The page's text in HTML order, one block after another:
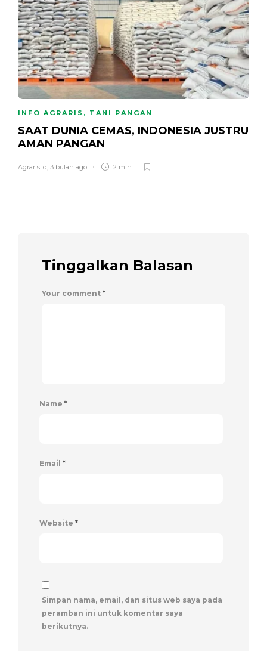
INFO AGRARIS , TANI PANGAN
SAAT DUNIA CEMAS, INDONESIA JUSTRU
AMAN PANGAN
Agraris.id 3 bulan ago 2 min
Tinggalkan Balasan
Your comment *
Name *
Email *
Website *
Simpan nama, email, dan situs web saya pada
peramban ini untuk komentar saya
berikutnya.